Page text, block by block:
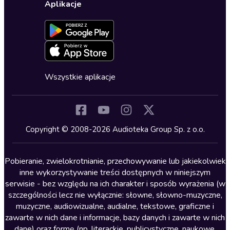
Dla młodzieży
Kryminały
Lektury szkolne
Literatura anglojęzyczna
Literatura faktu
Literatura obyczajowa
Literatura piękna obca
Ustawienia prywatności
Formularz zgłaszania nielegalnych treści
Deklaracja dostępności
Oferta dla firm i bibliotek
Dołącz do newslettera
Blog
Zapowiedzi
Cykle audiobooków
Aplikacje
Wszystkie aplikacje
Copyright © 2008-2026 Audioteka Group Sp. z o.o.
Pobieranie, zwielokrotnianie, przechowywanie lub jakiekolwiek
inne wykorzystywanie treści dostępnych w niniejszym
serwisie - bez względu na ich charakter i sposób wyrażenia (w
szczególności lecz nie wyłącznie: słowne, słowno-muzyczne,
muzyczne, audiowizualne, audialne, tekstowe, graficzne i
zawarte w nich dane i informacje, bazy danych i zawarte w nich